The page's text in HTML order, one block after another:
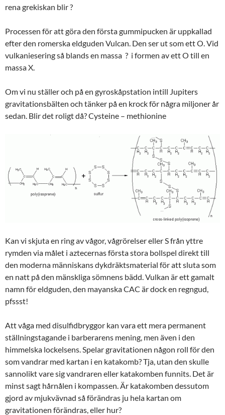
rena grekiskan blir ?
Processen för att göra den första gummipucken är uppkallad
efter den romerska eldguden Vulcan. Den ser ut som ett O. Vid
vulkaniesering så blands en massa ? i formen av ett O till en
massa X.
Om vi nu ställer och på en gyroskåpstation intill Jupiters
gravitationsbälten och tänker på en krock för några miljoner år
sedan. Blir det roligt då? Cysteine – methionine
Kan vi skjuta en ring av vågor, vågrörelser eller S från yttre
rymden via målet i aztecernas första stora bollspel direkt till
den moderna människans dykdräktsmaterial för att sluta som
en natt på den mänskliga sömnens bädd. Vulkan är ett gamalt
namn för eldguden, den mayanska CAC är dock en regngud,
pfssst!
Att våga med disulfidbryggor kan vara ett mera permanent
ställningstagande i barberarens mening, men även i den
himmelska lockelsens. Spelar gravitationen någon roll för den
som vandrar med kartan i en katakomb? Tja, utan den skulle
sannolikt vare sig vandraren eller katakomben funnits. Det är
minst sagt hårnålen i kompassen. Är katakomben dessutom
gjord av mjukvävnad så förändras ju hela kartan om
gravitationen förändras, eller hur?